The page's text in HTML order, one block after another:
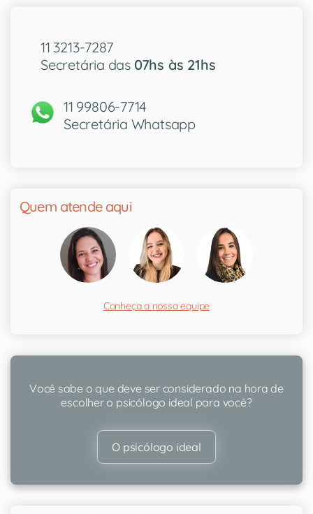
11 3213-7287
Secretária das 07hs às 21hs
11 99806-7714
Secretária Whatsapp
Quem atende aqui
Conheça a nossa equipe
Você sabe o que deve ser considerado na hora de
escolher o psicólogo ideal para você?
O psicólogo ideal